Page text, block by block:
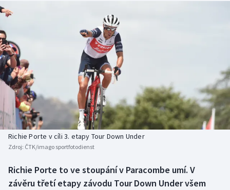
Biatlon
Boby a skeleton
Box
Curling
Florbal
Historické návraty
Aplikace ČT sport
AZ kvíz
Richie Porte v cíli 3. etapy Tour Down Under
Zdroj: ČTK/imago sportfotodienst
Richie Porte to ve stoupání v Paracombe umí. V
závěru třetí etapy závodu Tour Down Under všem